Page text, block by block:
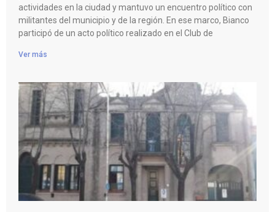
actividades en la ciudad y mantuvo un encuentro político con
militantes del municipio y de la región. En ese marco, Bianco
participó de un acto político realizado en el Club de
Ver más